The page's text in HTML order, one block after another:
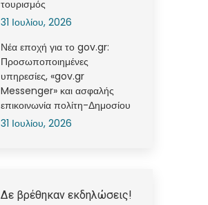
τουρισμός
31 Ιουλίου, 2026
Νέα εποχή για το gov.gr:
Προσωποποιημένες
υπηρεσίες, «gov.gr
Messenger» και ασφαλής
επικοινωνία πολίτη-Δημοσίου
31 Ιουλίου, 2026
Δε βρέθηκαν εκδηλώσεις!